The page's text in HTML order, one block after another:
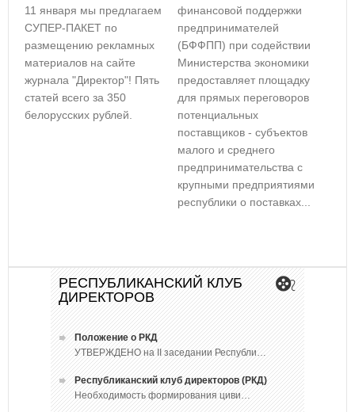
11 января мы предлагаем
СУПЕР-ПАКЕТ по
размещению рекламных
материалов на сайте
журнала "Директор"! Пять
статей всего за 350
белорусских рублей.
финансовой поддержки
предпринимателей
(БФФПП) при содействии
Министерства экономики
предоставляет площадку
для прямых переговоров
потенциальных
поставщиков - субъектов
малого и среднего
предпринимательства с
крупными предприятиями
республики о поставках...
РЕСПУБЛИКАНСКИЙ КЛУБ
ДИРЕКТОРОВ
Положение о РКД
УТВЕРЖДЕНО на II заседании Республи…
Республиканский клуб директоров (РКД)
Необходимость формирования циви…